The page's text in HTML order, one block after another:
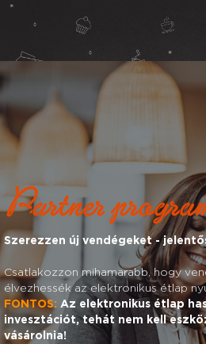
Partner
Szerezzen új vendégeket -
Csatlakozzon mihamarabb, hogy
élvezhessék az elektronikus étlap
FONTOS: Az elektronikus étlap
invesztációt, tehát nem kell
vásárolnia!